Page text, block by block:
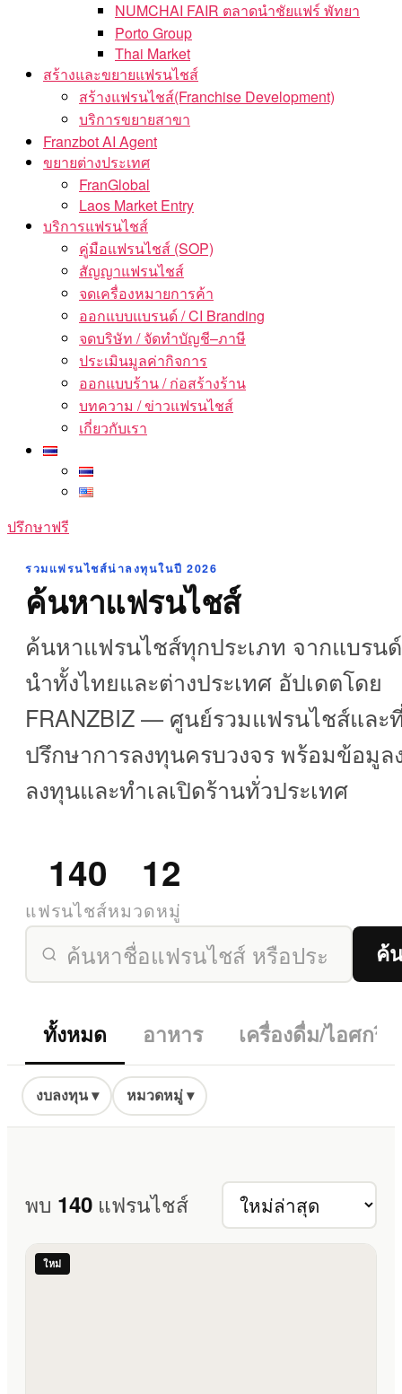
NUMCHAI FAIR ตลาดนำชัยแฟร์ พัทยา
Porto Group
Thai Market
สร้างและขยายแฟรนไชส์
สร้างแฟรนไชส์(Franchise Development)
บริการขยายสาขา
Franzbot AI Agent
ขยายต่างประเทศ
FranGlobal
Laos Market Entry
บริการแฟรนไชส์
คู่มือแฟรนไชส์ (SOP)
สัญญาแฟรนไชส์
จดเครื่องหมายการค้า
ออกแบบแบรนด์ / CI Branding
จดบริษัท / จัดทำบัญชี–ภาษี
ประเมินมูลค่ากิจการ
ออกแบบร้าน / ก่อสร้างร้าน
บทความ / ข่าวแฟรนไชส์
เกี่ยวกับเรา
ปรึกษาฟรี
รวมแฟรนไชส์น่าลงทุนในปี 2026
ค้นหาแฟรนไชส์
ค้นหาแฟรนไชส์ทุกประเภท จากแบรน
นำทั้งไทยและต่างประเทศ อัปเดตโดย
FRANZBIZ — ศูนย์รวมแฟรนไชส์และ
ปรึกษาการลงทุนครบวงจร พร้อมข้อมูล
ลงทุนและทำเลเปิดร้านทั่วประเทศ
140
แฟรนไชส์
12
หมวดหมู่
ค้
ทั้งหมด อาหาร เครื่องดื่ม/ไอศกรี
งบลงทุน ▾ หมวดหมู่ ▾
พบ 140 แฟรนไชส์
ใหม่